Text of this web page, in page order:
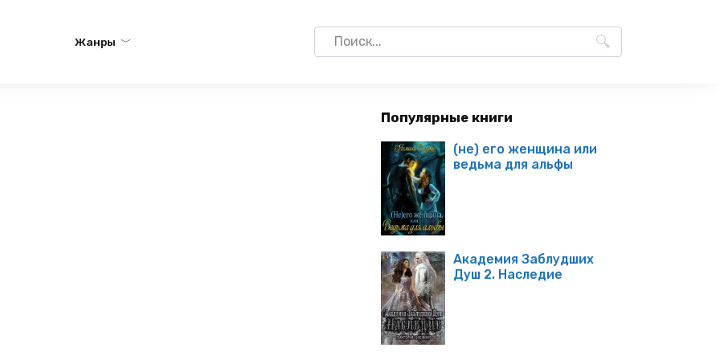
Жанры
Search
for:
Популярные книги
(не) его женщина или
ведьма для альфы
Академия Заблудших
Душ 2. Наследие